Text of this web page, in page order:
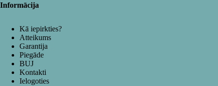
Informācija
Kā iepirkties?
Atteikums
Garantija
Piegāde
BUJ
Kontakti
Ielogoties